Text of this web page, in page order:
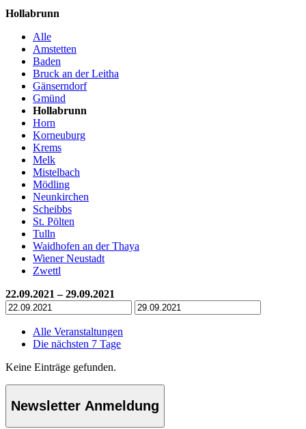
Hollabrunn
Alle
Amstetten
Baden
Bruck an der Leitha
Gänserndorf
Gmünd
Hollabrunn
Horn
Korneuburg
Krems
Melk
Mistelbach
Mödling
Neunkirchen
Scheibbs
St. Pölten
Tulln
Waidhofen an der Thaya
Wiener Neustadt
Zwettl
22.09.2021 – 29.09.2021
Alle Veranstaltungen
Die nächsten 7 Tage
Keine Einträge gefunden.
Newsletter Anmeldung